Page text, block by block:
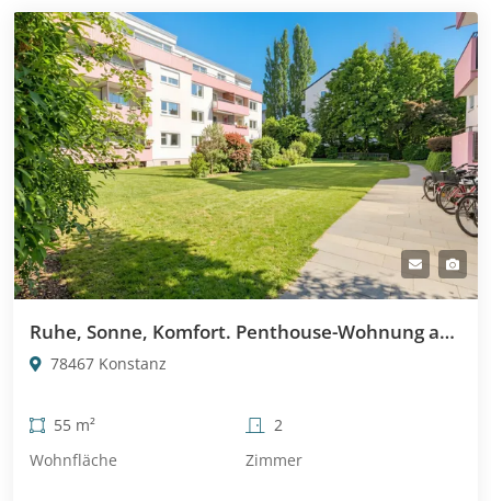
Ruhe, Sonne, Komfort. Penthouse-Wohnung ab sofort bezugsfrei
78467 Konstanz
55 m²
Wohnfläche
2
Zimmer